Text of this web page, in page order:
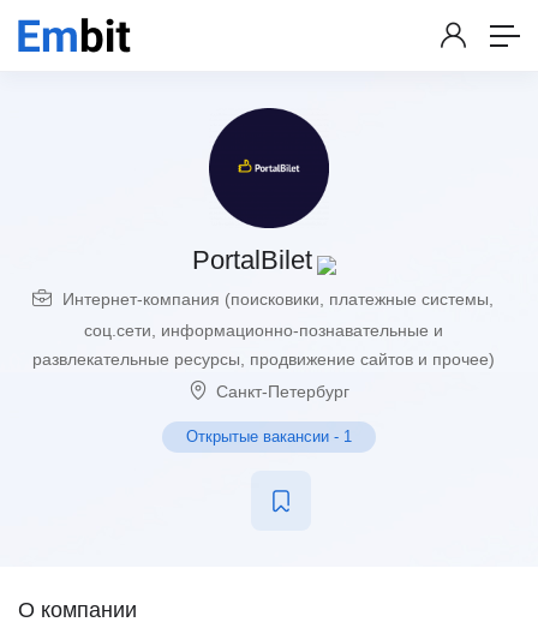
PortalBilet
Интернет-компания (поисковики, платежные системы,
соц.сети, информационно-познавательные и
развлекательные ресурсы, продвижение сайтов и прочее)
Санкт-Петербург
Открытые вакансии - 1
О компании